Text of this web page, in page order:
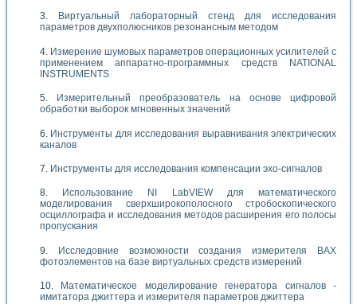
Виртуальный лабораторный стенд для исследования
параметров двухполюсников резонансным методом
Измерение шумовых параметров операционных усилителей с
применением аппаратно-программных средств NATIONAL
INSTRUMENTS
Измерительный преобразователь на основе цифровой
обработки выборок мгновенных значений
Инструменты для исследования выравнивания электрических
каналов
Инструменты для исследования компенсации эхо-сигналов
Использование NI LabVIEW для математического
моделирования сверхширокополосного стробоскопического
осциллографа и исследования методов расширения его полосы
пропускания
Исследовние возможности создания измерителя ВАХ
фотоэлементов на базе виртуальных средств измерений
Математическое моделирование генератора сигналов -
имитатора джиттера и измерителя параметров джиттера